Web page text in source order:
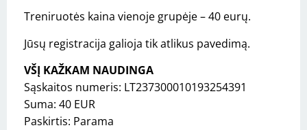
Treniruotės kaina vienoje grupėje – 40 eurų.
Jūsų registracija galioja tik atlikus pavedimą.
VŠĮ KAŽKAM NAUDINGA
Sąskaitos numeris: LT237300010193254391
Suma: 40 EUR
Paskirtis: Parama